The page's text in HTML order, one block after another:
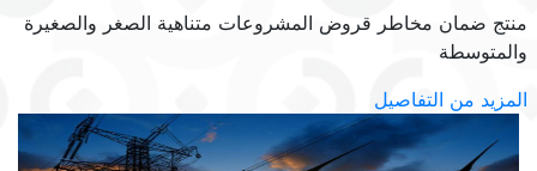
منتج ضمان مخاطر قروض المشروعات متناهية الصغر والصغيرة
والمتوسطة
المزيد من التفاصيل